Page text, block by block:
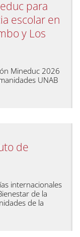
para
escolar en
y Los
Mineduc 2026
UNAB
de
internacionales
de la
de la